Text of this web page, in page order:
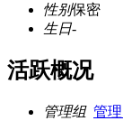
性别保密
生日-
活跃概况
管理组 管